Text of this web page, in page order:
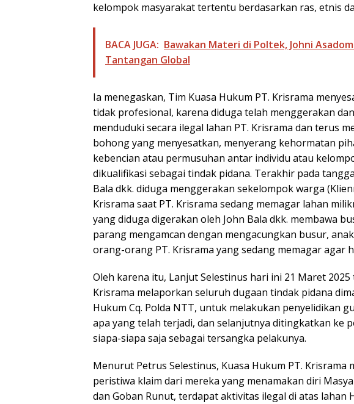
kelompok masyarakat tertentu berdasarkan ras, etnis
BACA JUGA: Bawakan Materi di Poltek, Johni
Tantangan Global
Ia menegaskan, Tim Kuasa Hukum PT. Krisrama
tidak profesional, karena diduga telah menggerakan
menduduki secara ilegal lahan PT. Krisrama dan terus
bohong yang menyesatkan, menyerang kehormatan
kebencian atau permusuhan antar individu atau
dikualifikasi sebagai tindak pidana. Terakhir pada
Bala dkk. diduga menggerakan sekelompok warga
Krisrama saat PT. Krisrama sedang memagar lahan
yang diduga digerakan oleh John Bala dkk. membawa
parang mengamcan dengan mengacungkan busur,
orang-orang PT. Krisrama yang sedang memagar agar
Oleh karena itu, Lanjut Selestinus hari ini 21 Maret 2025
Krisrama melaporkan seluruh dugaan tindak pidana
Hukum Cq. Polda NTT, untuk melakukan penyelidikan
apa yang telah terjadi, dan selanjutnya ditingkatkan ke
siapa-siapa saja sebagai tersangka pelakunya.
Menurut Petrus Selestinus, Kuasa Hukum PT. Krisrama
peristiwa klaim dari mereka yang menamakan diri
dan Goban Runut, terdapat aktivitas ilegal di atas lahan